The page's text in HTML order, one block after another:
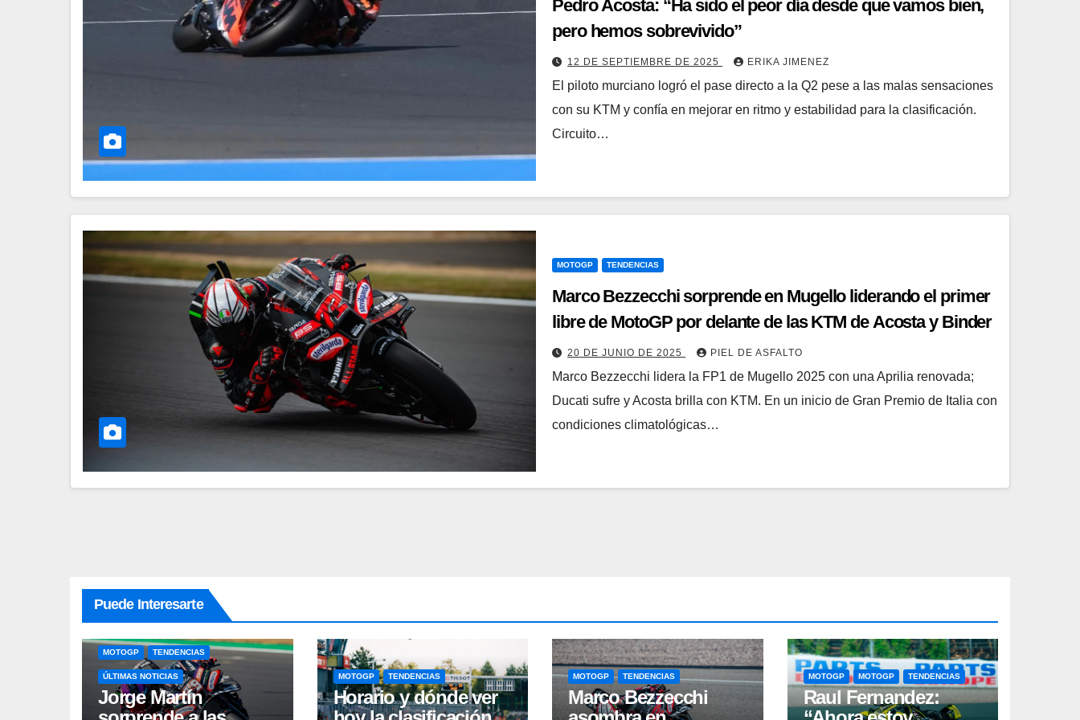
Pedro Acosta: “Ha sido el peor día desde que vamos bien,
pero hemos sobrevivido”
12 DE SEPTIEMBRE DE 2025 ERIKA JIMENEZ
El piloto murciano logró el pase directo a la Q2 pese a las malas sensaciones
con su KTM y confía en mejorar en ritmo y estabilidad para la clasificación.
Circuito…
MOTOGP TENDENCIAS
Marco Bezzecchi sorprende en Mugello liderando el primer
libre de MotoGP por delante de las KTM de Acosta y Binder
20 DE JUNIO DE 2025 PIEL DE ASFALTO
Marco Bezzecchi lidera la FP1 de Mugello 2025 con una Aprilia renovada;
Ducati sufre y Acosta brilla con KTM. En un inicio de Gran Premio de Italia con
condiciones climatológicas…
Puede Interesarte
MOTOGP TENDENCIAS
ÚLTIMAS NOTICIAS
Jorge Martín
MOTOGP TENDENCIAS
Horario y dónde ver
MOTOGP TENDENCIAS
Marco Bezzecchi
MOTOGP MOTOGP TENDENCIAS
Raul Fernandez: